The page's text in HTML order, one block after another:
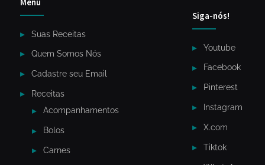
Suas Receitas
Quem Somos Nós
Cadastre seu Email
Receitas
Acompanhamentos
Bolos
Carnes
Siga-nós!
Youtube
Facebook
Pinterest
Instagram
X.com
Tiktok